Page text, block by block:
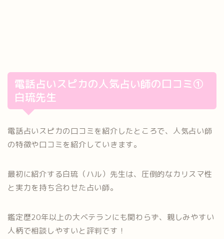
電話占いスピカの人気占い師の口コミ①
白琉先生
電話占いスピカの口コミを紹介したところで、人気占い師
の特徴や口コミを紹介していきます。
最初に紹介する白琉（ハル）先生は、圧倒的なカリスマ性
と実力を持ち合わせた占い師。
鑑定歴20年以上の大ベテランにも関わらず、親しみやすい
人柄で相談しやすいと評判です！